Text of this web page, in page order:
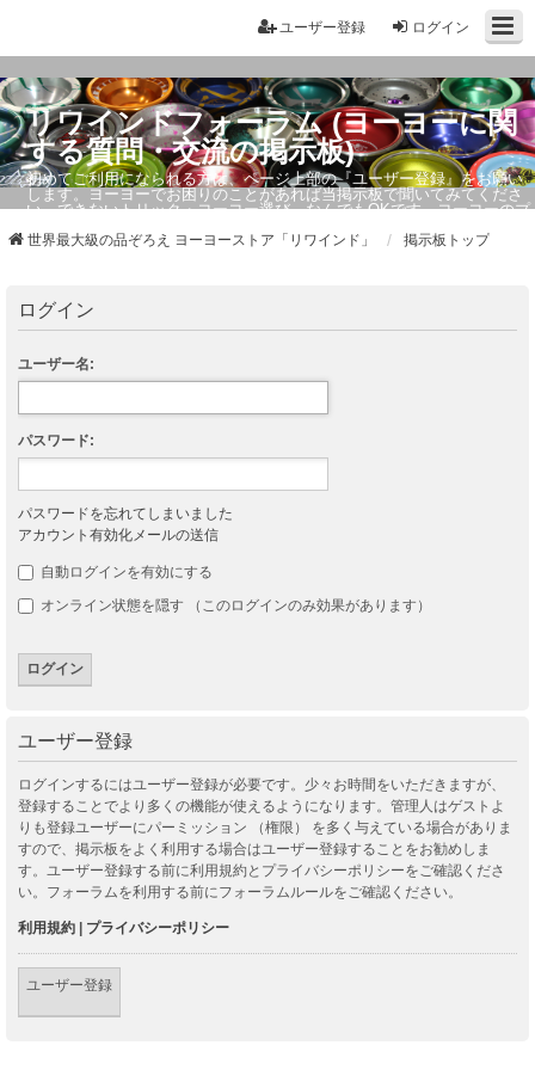
ログイン
ユーザー登録
リワインドフォーラム (ヨーヨーに関
する質問・交流の掲示板)
初めてご利用になられる方は、ページ上部の『ユーザー登録』をお願い
します。ヨーヨーでお困りのことがあれば当掲示板で聞いてみてくださ
い。できないトリック・ヨーヨー選び、なんでもOKです。ヨーヨーのプ
世界最大級の品ぞろえ ヨーヨーストア「リワインド」 掲示板トップ
ログイン
ユーザー名:
パスワード:
パスワードを忘れてしまいました
アカウント有効化メールの送信
自動ログインを有効にする
オンライン状態を隠す （このログインのみ効果があります）
ユーザー登録
ログインするにはユーザー登録が必要です。少々お時間をいただきますが、
登録することでより多くの機能が使えるようになります。管理人はゲストよ
りも登録ユーザーにパーミッション （権限） を多く与えている場合がありま
すので、掲示板をよく利用する場合はユーザー登録することをお勧めしま
す。ユーザー登録する前に利用規約とプライバシーポリシーをご確認くださ
い。フォーラムを利用する前にフォーラムルールをご確認ください。
利用規約 | プライバシーポリシー
ユーザー登録